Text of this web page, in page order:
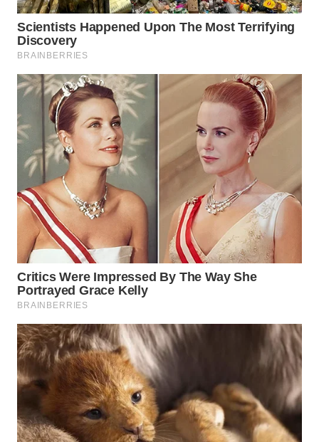
WN
BINJAI
WN
CIREBON
WN
INDRAMAYU
WN
KUNINGAN
WN
MAJALENGKA
WN
SUBANG
WN
SUKABUMI
PURWAKARTA